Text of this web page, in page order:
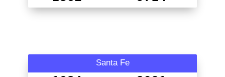
Santa Fe